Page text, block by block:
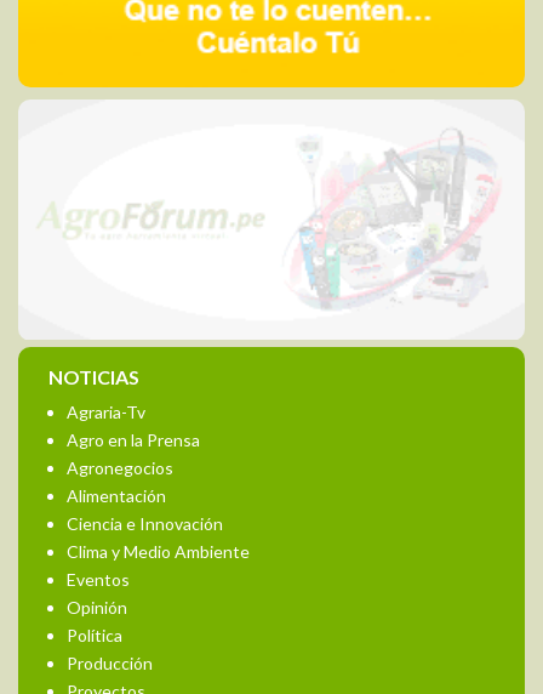
NOTICIAS
Agraria-Tv
Agro en la Prensa
Agronegocios
Alimentación
Ciencia e Innovación
Clima y Medio Ambiente
Eventos
Opinión
Política
Producción